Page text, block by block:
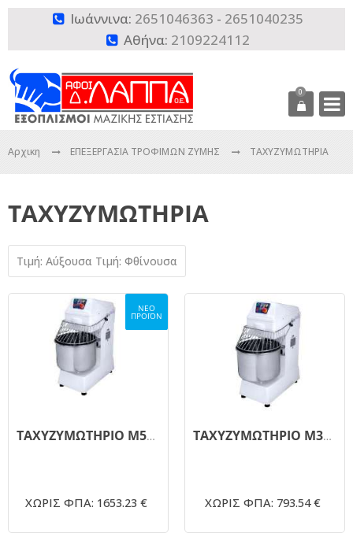
 Ιωάννινα: 2651046363 - 2651040235
 Αθήνα: 2109224112
0
Αρχικη ΕΠΕΞΕΡΓΑΣΙΑ ΤΡΟΦΙΜΩΝ ΖΥΜΗΣ ΤΑΧΥΖΥΜΩΤΗΡΙΑ
ΤΑΧΥΖΥΜΩΤΗΡΙΑ
Τιμή: Αύξουσα Τιμή: Φθίνουσα
ΝΕΟ
ΠΡΟΪΟΝ
ΤΑΧΥΖΥΜΩΤΗΡΙΟ M50SN2V
ΧΩΡΙΣ ΦΠΑ: 1653.23 €
ΤΑΧΥΖΥΜΩΤΗΡΙΟ M30SN2V 35LT
ΧΩΡΙΣ ΦΠΑ: 793.54 €